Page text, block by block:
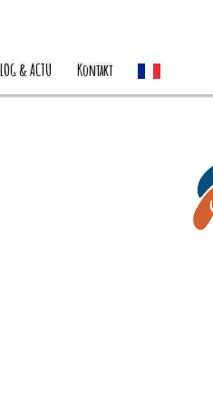
& ACTU Kontakt